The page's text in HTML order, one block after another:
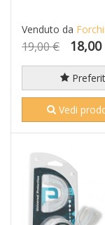
Venduto da Forchini di tutto
19,00 €
Vedi